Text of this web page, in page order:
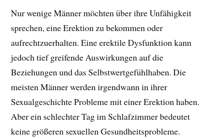
Nur wenige Männer möchten über ihre Unfähigkeit
sprechen, eine Erektion zu bekommen oder
aufrechtzuerhalten. Eine erektile Dysfunktion kann
jedoch tief greifende Auswirkungen auf die
Beziehungen und das Selbstwertgefühlhaben. Die
meisten Männer werden irgendwann in ihrer
Sexualgeschichte Probleme mit einer Erektion haben.
Aber ein schlechter Tag im Schlafzimmer bedeutet
keine größeren sexuellen Gesundheitsprobleme.